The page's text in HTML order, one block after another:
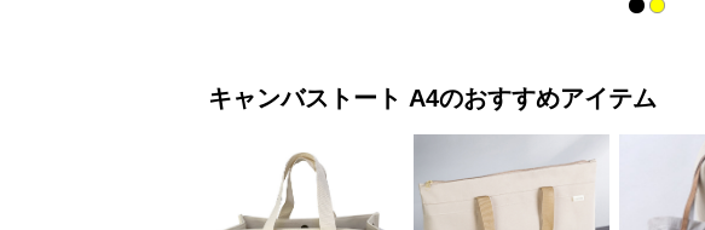
キャンバストート A4のおすすめアイテム